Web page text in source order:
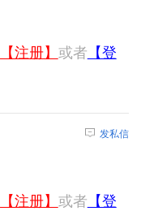
【注册】 或者 【登
发私信
【注册】 或者 【登